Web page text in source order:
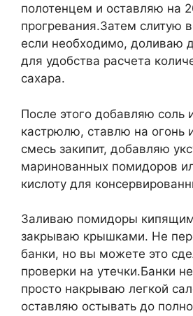
полотенцем и оставляю на
прогревания.Затем слитую
если необходимо, доливаю
для удобства расчета
сахара.
После этого добавляю соль
кастрюлю, ставлю на огонь
смесь закипит, добавляю
маринованных помидоров
кислоту для
Заливаю помидоры
закрываю крышками. Не
банки, но вы можете это
проверки на утечки.Банки
просто накрываю легкой
оставляю остывать до